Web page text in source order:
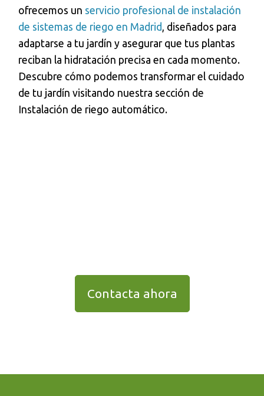
ofrecemos un servicio profesional de instalación
de sistemas de riego en Madrid , diseñados para
adaptarse a tu jardín y asegurar que tus plantas
reciban la hidratación precisa en cada momento.
Descubre cómo podemos transformar el cuidado
de tu jardín visitando nuestra sección de
Instalación de riego automático.
Contacta ahora